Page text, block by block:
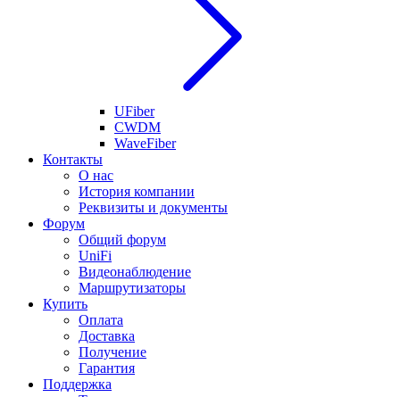
UFiber
CWDM
WaveFiber
Контакты
О нас
История компании
Реквизиты и документы
Форум
Общий форум
UniFi
Видеонаблюдение
Маршрутизаторы
Купить
Оплата
Доставка
Получение
Гарантия
Поддержка